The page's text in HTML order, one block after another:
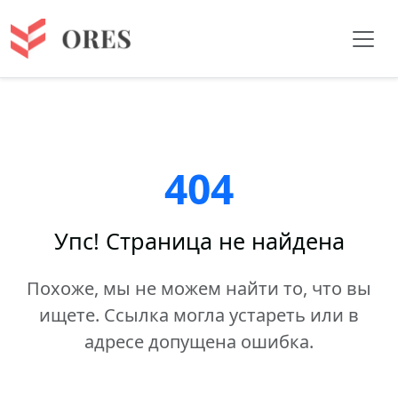
404
Упс! Страница не найдена
Похоже, мы не можем найти то, что вы
ищете. Ссылка могла устареть или в
адресе допущена ошибка.